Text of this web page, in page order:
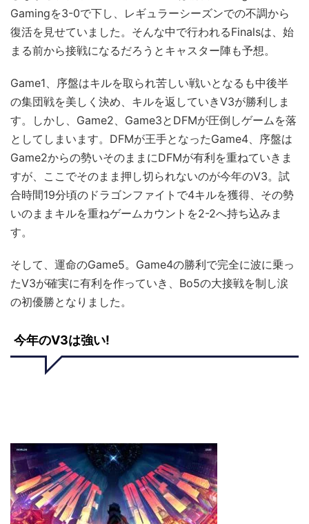
Gamingを3-0で下し、レギュラーシーズンでの不調から
復活を見せていました。そんな中で行われるFinalsは、始
まる前から接戦になるだろうとキャスター陣も予想。
Game1、序盤はキルを取られ苦しい戦いとなるも中後半
の集団戦を美しく決め、キルを返していきV3が勝利しま
す。しかし、Game2、Game3とDFMが圧倒しゲームを落
としてしまいます。DFMが王手となったGame4、序盤は
Game2からの勢いそのままにDFMが有利を重ねていきま
すが、ここでそのまま押し切られないのが今年のV3。試
合時間19分頃のドラゴンファイトで4キルを獲得、その勢
いのままキルを重ねゲームカウントを2-2へ持ち込みま
す。
そして、運命のGame5。Game4の勝利で完全に波に乗っ
たV3が確実に有利を作っていき、Bo5の大接戦を制し涙
の初優勝となりました。
今年のV3は強い!